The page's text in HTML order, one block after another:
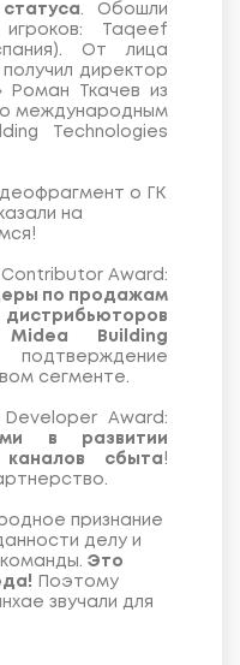
. Обошли
игроков: Taqeef
От лица
директор
Роман Ткачев из
международным
Technologies
о ГК
на
Contributor Award:
по продажам
Building
сегменте.
Award:
в развитии
сбыта!
признание
делу и
Это
Поэтому
звучали для